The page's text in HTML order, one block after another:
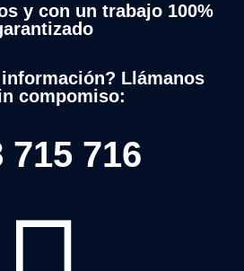
y con un trabajo 100%
Llámanos
compomiso:
715 716